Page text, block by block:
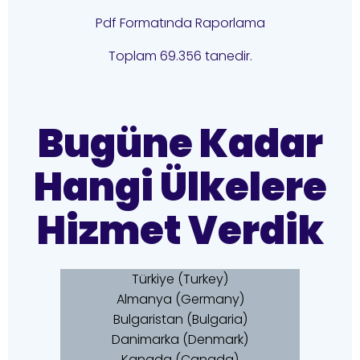
Pdf Formatında Raporlama
Toplam 69.356 tanedir.
Bugüne Kadar
Hangi Ülkelere
Hizmet Verdik
Türkiye (Turkey)
Almanya (Germany)
Bulgaristan (Bulgaria)
Danimarka (Denmark)